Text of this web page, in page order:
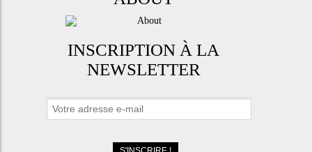
INSCRIPTION À LA
NEWSLETTER